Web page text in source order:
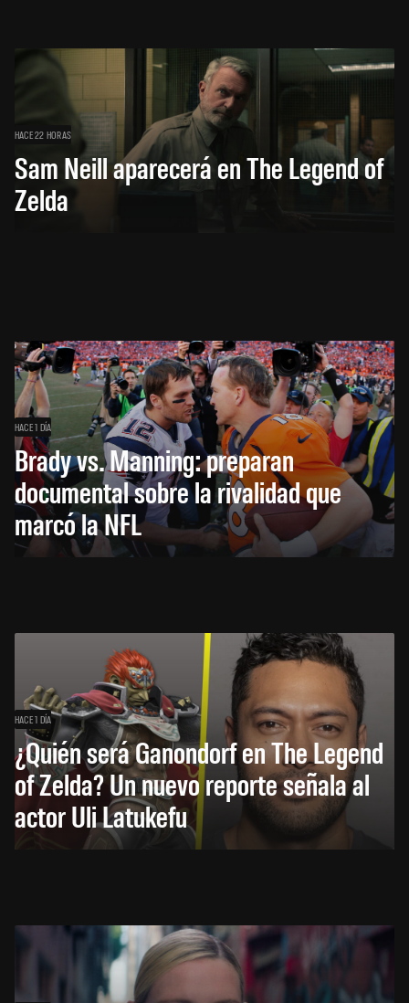
HACE 22 HORAS
Sam Neill aparecerá en The Legend of
Zelda
HACE 1 DÍA
Brady vs. Manning: preparan
documental sobre la rivalidad que
marcó la NFL
HACE 1 DÍA
¿Quién será Ganondorf en The Legend
of Zelda? Un nuevo reporte señala al
actor Uli Latukefu